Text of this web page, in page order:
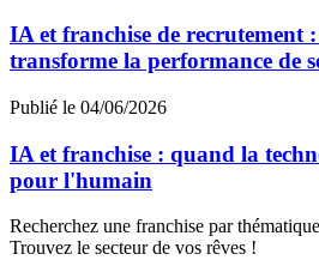
IA et franchise de recrutement
transforme la performance de
Publié le 04/06/2026
IA et franchise : quand la
pour l'humain
Recherchez une franchise par thématique
Trouvez le secteur de vos rêves !